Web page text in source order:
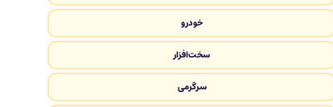
خودرو
سخت‌افزار
سرگرمی